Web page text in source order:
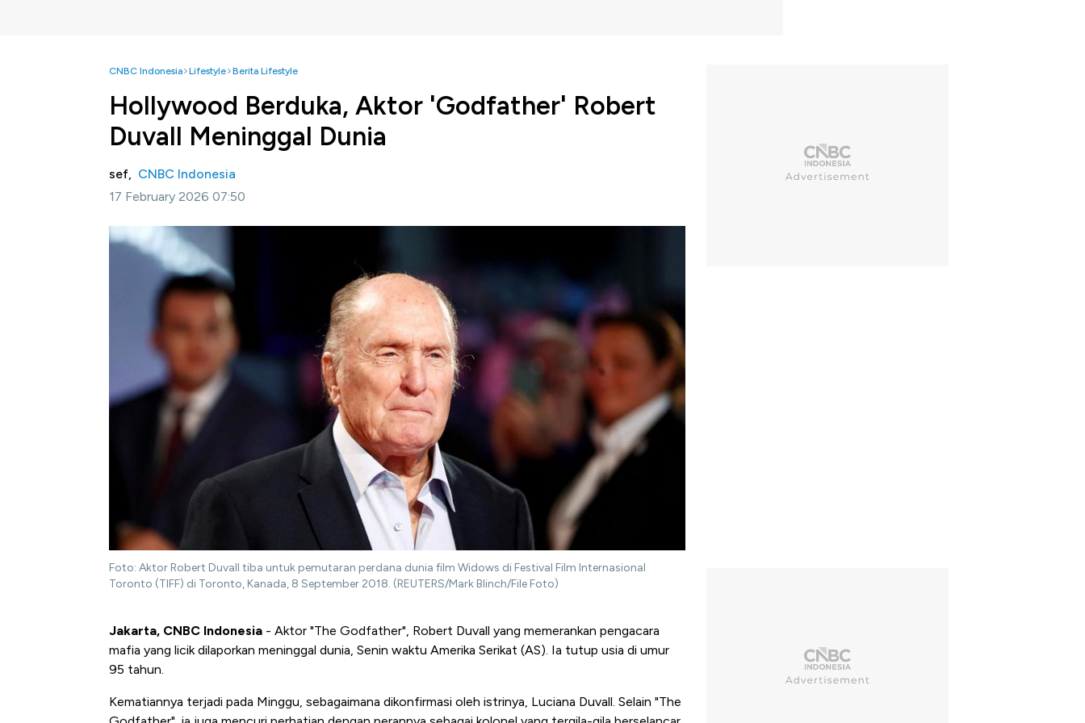
CNBC Indonesia Lifestyle Berita Lifestyle
Hollywood Berduka, Aktor 'Godfather' Robert
Duvall Meninggal Dunia
sef, CNBC Indonesia
17 February 2026 07:50
Foto: Aktor Robert Duvall tiba untuk pemutaran perdana dunia film Widows di Festival Film Internasional
Toronto (TIFF) di Toronto, Kanada, 8 September 2018. (REUTERS/Mark Blinch/File Foto)
Jakarta, CNBC Indonesia - Aktor "The Godfather", Robert Duvall yang memerankan pengacara
mafia yang licik dilaporkan meninggal dunia, Senin waktu Amerika Serikat (AS). Ia tutup usia di umur
95 tahun.
Kematiannya terjadi pada Minggu, sebagaimana dikonfirmasi oleh istrinya, Luciana Duvall. Selain "The